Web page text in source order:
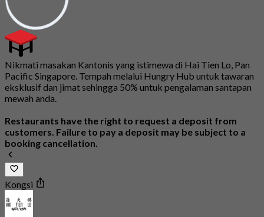
Nikmati masakan Kantonis yang istimewa di Hai Tien Lo, Pan
Pacific Singapore. Tempah melalui Hungry Hub untuk tawaran
eksklusif dan jimat sehingga 50% untuk pengalaman santapan
mewah anda.
Restaurants have the right to request a deposit from
customers. Failure to pay a deposit may be subject to a
booking cancellation.
Kongsi